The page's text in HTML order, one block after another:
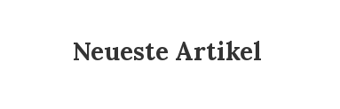
Neueste Artikel